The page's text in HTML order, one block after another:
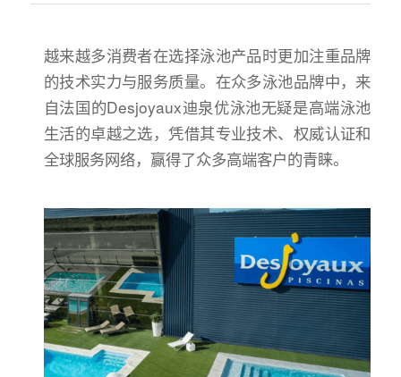
越来越多消费者在选择泳池产品时更加注重品牌
的技术实力与服务质量。在众多泳池品牌中，来
自法国的Desjoyaux迪泉优泳池无疑是高端泳池
生活的卓越之选，凭借其专业技术、权威认证和
全球服务网络，赢得了众多高端客户的青睐。